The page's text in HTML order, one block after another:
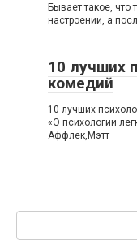
Бывает такое,
настроении, а
10 лучших
комедий
10 лучших
«О психологии
Аффлек,Мэтт